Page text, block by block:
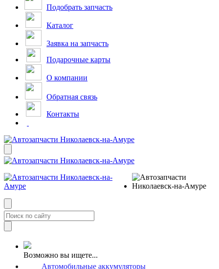
Подобрать запчасть
Каталог
Заявка на запчасть
Подарочные карты
О компании
Обратная связь
Контакты
Возможно вы ищете...
Автомобильные аккумуляторы